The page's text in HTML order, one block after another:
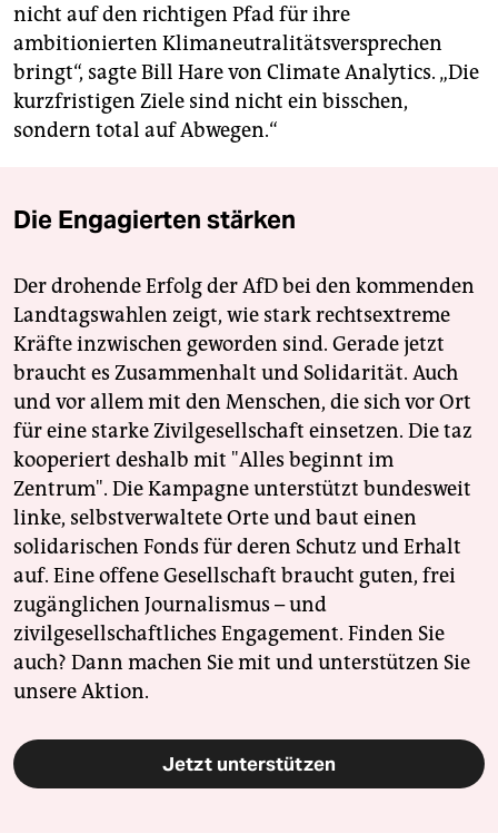
nicht auf den richtigen Pfad für ihre
ambitionierten Klimaneutralitätsversprechen
bringt“, sagte Bill Hare von Climate Analytics. „Die
kurzfristigen Ziele sind nicht ein bisschen,
sondern total auf Abwegen.“
Die Engagierten stärken
Der drohende Erfolg der AfD bei den kommenden
Landtagswahlen zeigt, wie stark rechtsextreme
Kräfte inzwischen geworden sind. Gerade jetzt
braucht es Zusammenhalt und Solidarität. Auch
und vor allem mit den Menschen, die sich vor Ort
für eine starke Zivilgesellschaft einsetzen. Die taz
kooperiert deshalb mit "Alles beginnt im
Zentrum". Die Kampagne unterstützt bundesweit
linke, selbstverwaltete Orte und baut einen
solidarischen Fonds für deren Schutz und Erhalt
auf. Eine offene Gesellschaft braucht guten, frei
zugänglichen Journalismus – und
zivilgesellschaftliches Engagement. Finden Sie
auch? Dann machen Sie mit und unterstützen Sie
unsere Aktion.
Jetzt unterstützen